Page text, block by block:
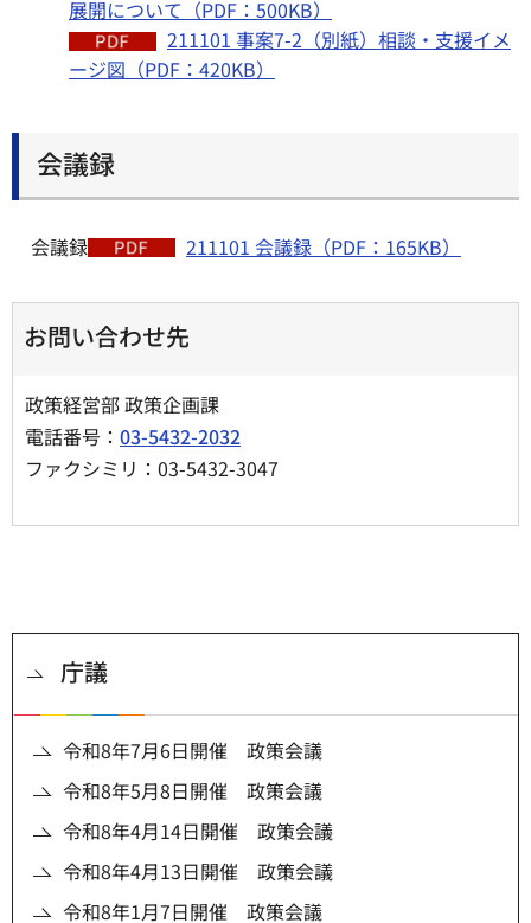
展開について（PDF：500KB）
211101 事案7-2（別紙）相談・支援イメ
ージ図（PDF：420KB）
会議録
会議録 211101 会議録（PDF：165KB）
お問い合わせ先
政策経営部 政策企画課
電話番号： 03-5432-2032
ファクシミリ：03-5432-3047
庁議
令和8年7月6日開催 政策会議
令和8年5月8日開催 政策会議
令和8年4月14日開催 政策会議
令和8年4月13日開催 政策会議
令和8年1月7日開催 政策会議